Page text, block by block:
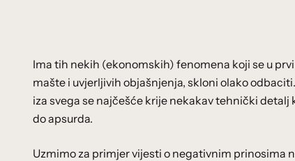
Ima tih nekih (ekonomskih) fenomena koji se u
mašte i uvjerljivih objašnjenja, skloni olako
iza svega se najčešće krije nekakav tehnički
do apsurda.
Uzmimo za primjer vijesti o negativnim prinosima